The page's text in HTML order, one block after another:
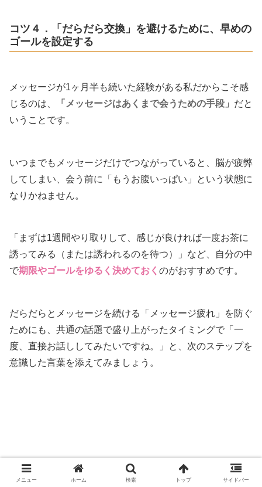
コツ４．「だらだら交換」を避けるために、早めの
ゴールを設定する
メッセージが1ヶ月半も続いた経験がある私だからこそ感
じるのは、
「メッセージはあくまで会うための手段」 だと
いうことです。
いつまでもメッセージだけでつながっていると、脳が疲弊
してしまい、会う前に「もうお腹いっぱい」という状態に
なりかねません。
「まずは1週間やり取りして、感じが良ければ一度お茶に
誘ってみる（または誘われるのを待つ）」など、自分の中
で期限やゴールをゆるく決めておく のがおすすめです。
だらだらとメッセージを続ける「メッセージ疲れ」を防ぐ
ためにも、共通の話題で盛り上がったタイミングで「一
度、直接お話ししてみたいですね。」と、次のステップを
意識した言葉を添えてみましょう。
【実体験】苦手だった私が1ヶ月半メッセ
ージを続けられた理由
メニュー ホーム 検索 トップ サイドバー